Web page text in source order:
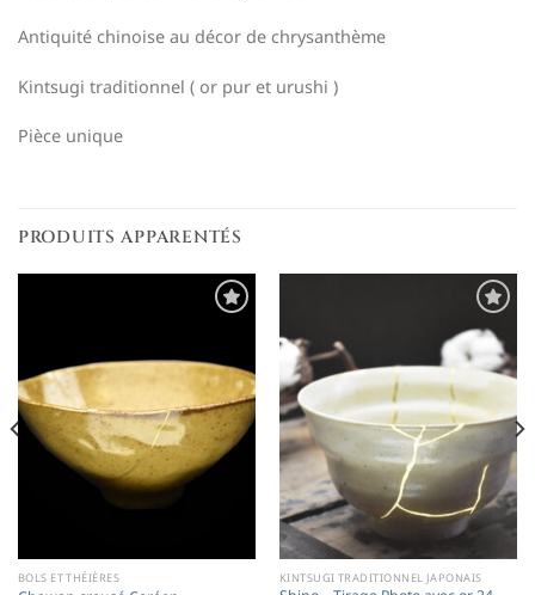
Antiquité chinoise au décor de chrysanthème
Kintsugi traditionnel ( or pur et urushi )
Pièce unique
PRODUITS APPARENTÉS
liste de
souhaits
BOLS ET THÉIÈRES
Ajouter
à la
liste de
souhaits
KINTSUGI TRADITIONNEL JAPONAIS